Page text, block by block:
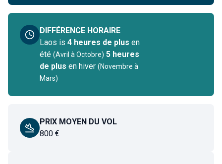
DIFFÉRENCE HORAIRE
Laos is 4 heures de plus en
été (Avril à Octobre) 5 heures
de plus en hiver (Novembre à
Mars)
PRIX MOYEN DU VOL
800 €